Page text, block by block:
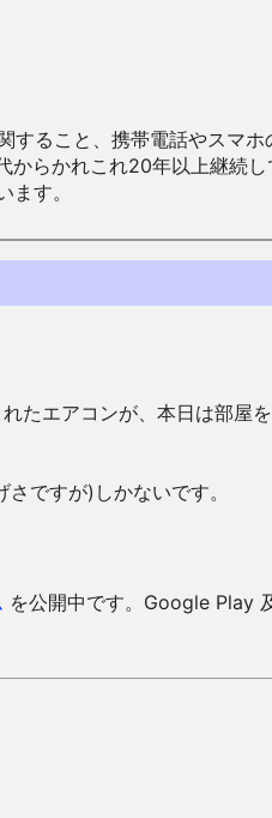
ること、携帯電話やスマ
からかれこれ20年以上継
す。
たエアコンが、本日は部屋
ですが)しかないです。
を公開中です。Google Play